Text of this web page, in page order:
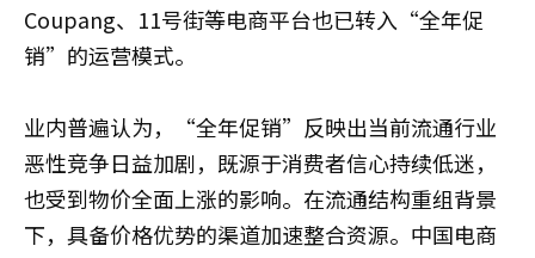
Coupang、11号街等电商平台也已转入“全年促
销”的运营模式。
业内普遍认为，“全年促销”反映出当前流通行业
恶性竞争日益加剧，既源于消费者信心持续低迷，
也受到物价全面上涨的影响。在流通结构重组背景
下，具备价格优势的渠道加速整合资源。中国电商